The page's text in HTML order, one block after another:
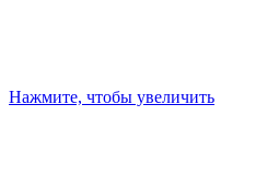
Нажмите, чтобы увеличить